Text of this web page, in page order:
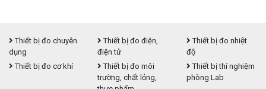
Thiết bị đo chuyên
dụng
Thiết bị đo điện,
điện tử
Thiết bị đo nhiệt
độ
Thiết bị đo cơ khí
Thiết bị đo môi
trường, chất lỏng,
Thiết bị thí nghiệm
phòng Lab